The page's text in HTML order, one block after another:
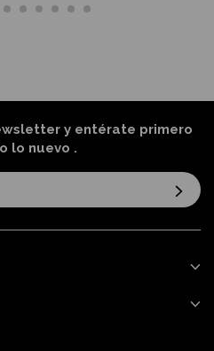
y entérate primero
lo nuevo .